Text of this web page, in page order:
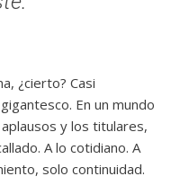
¿cierto? Casi
En un mundo
y los titulares,
A lo cotidiano. A
solo continuidad.